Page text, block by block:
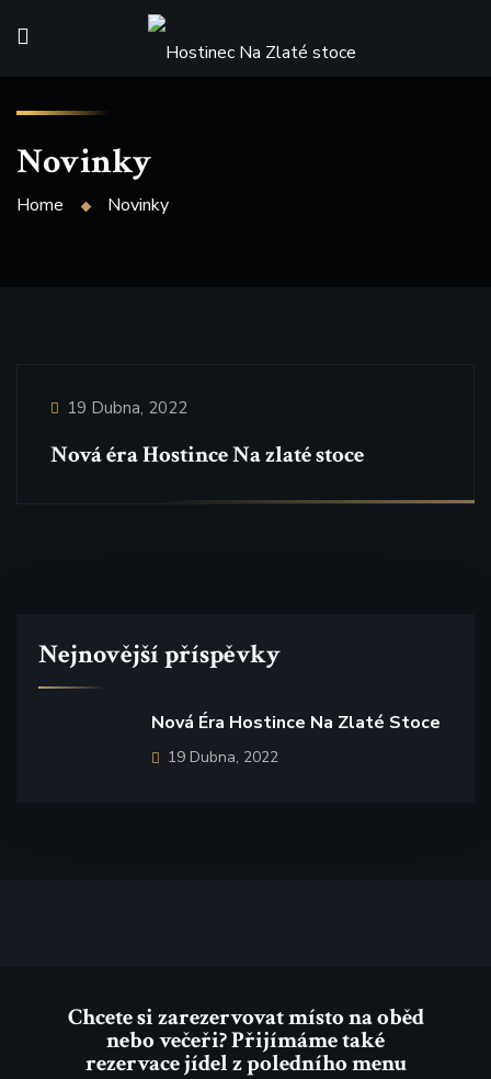
Novinky
Home Novinky
19 Dubna, 2022
Nová éra Hostince Na zlaté stoce
Nejnovější příspěvky
Nová Éra Hostince Na Zlaté Stoce
19 Dubna, 2022
Chcete si zarezervovat místo na oběd
nebo večeři? Přijímáme také
rezervace jídel z poledního menu